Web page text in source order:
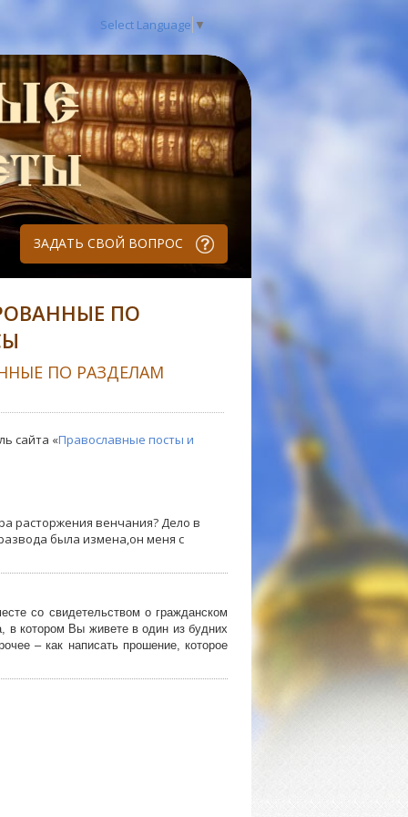
Select Language ▼
ЗАДАТЬ СВОЙ ВОПРОС
ПО
ПО РАЗДЕЛАМ
сайта «Православные посты и
расторжения венчания? Дело в
была измена,он меня с
со свидетельством о гражданском
в котором Вы живете в один из будних
– как написать прошение, которое